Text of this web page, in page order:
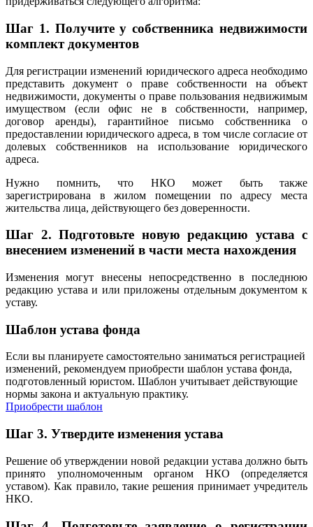
Шаг 1. Получите у собственника недвижимости
комплект документов
Для регистрации изменений юридического адреса необходимо
представить документ о праве собственности на объект
недвижимости, документы о праве пользования недвижимым
имуществом (если офис не в собственности, например,
договор аренды), гарантийное письмо собственника о
предоставлении юридического адреса, в том числе согласие от
долевых собственников на использование юридического
адреса.
Нужно помнить, что НКО может быть также
зарегистрирована в жилом помещении по адресу места
жительства лица, действующего без доверенности.
Шаг 2. Подготовьте новую редакцию устава с
внесением изменений в части места нахождения
Изменения могут внесены непосредственно в последнюю
редакцию устава и или приложены отдельным документом к
уставу.
Шаблон устава фонда
Если вы планируете самостоятельно заниматься регистрацией
изменений, рекомендуем приобрести шаблон устава фонда,
подготовленный юристом. Шаблон учитывает действующие
нормы закона и актуальную практику.
Приобрести шаблон
Шаг 3. Утвердите изменения устава
Решение об утверждении новой редакции устава должно быть
принято уполномоченным органом НКО (определяется
уставом). Как правило, такие решения принимает учредитель
НКО.